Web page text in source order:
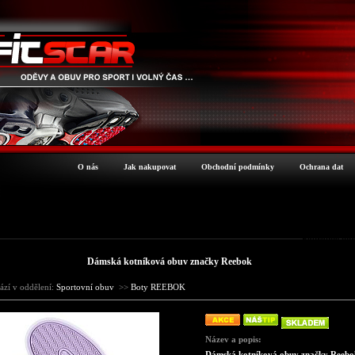
O nás Jak nakupovat Obchodní podmínky Ochrana dat
Podrobné
Dámská kotníková obuv značky Reebok
v oddělení: Sportovní obuv >> Boty REEBOK
Název a popis: